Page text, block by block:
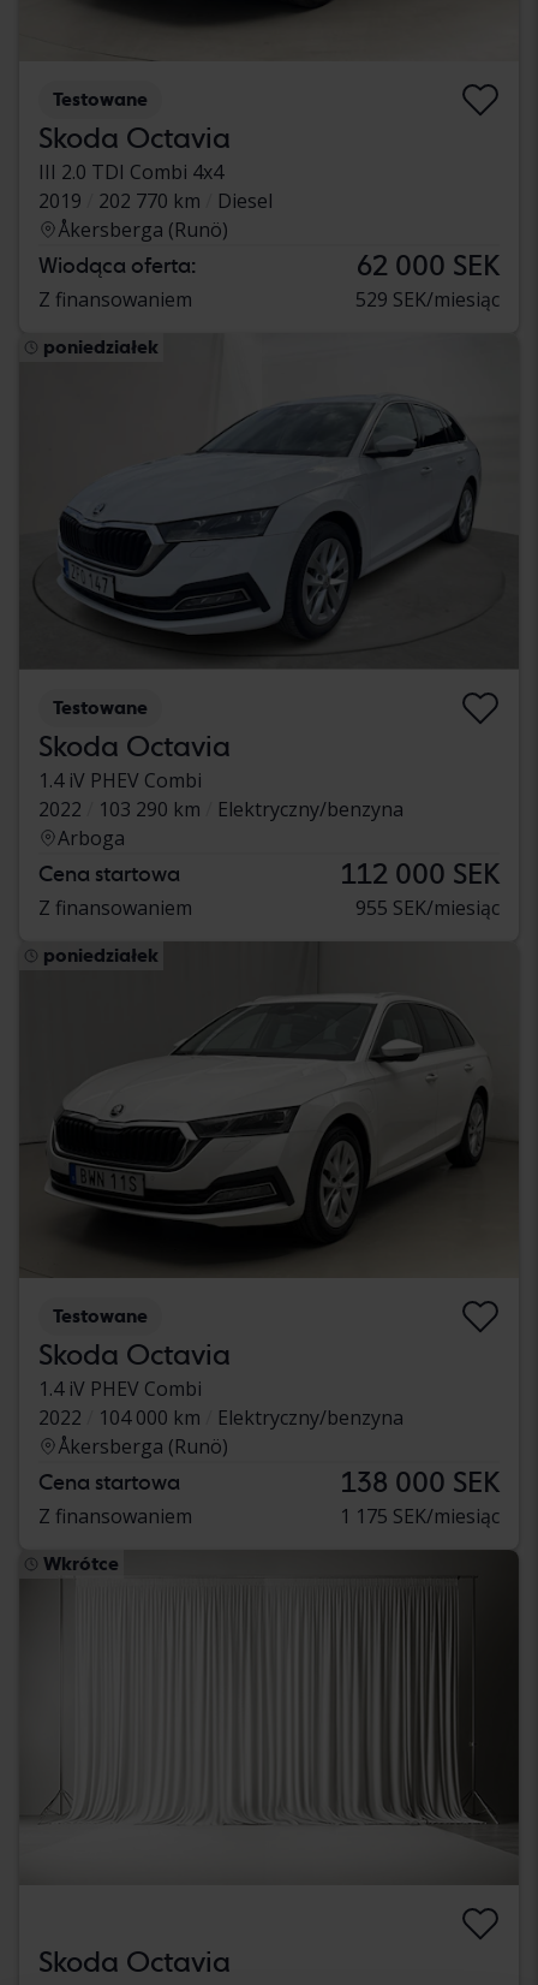
Testowane
Skoda Octavia
III 2.0 TDI Combi 4x4
2019
202 770 km
Diesel
Åkersberga (Runö)
Wiodąca oferta: 62 000 SEK
Z finansowaniem 529 SEK/miesiąc
poniedziałek
Testowane
Skoda Octavia
1.4 iV PHEV Combi
2022
103 290 km
Elektryczny/benzyna
Arboga
Cena startowa 112 000 SEK
Z finansowaniem 955 SEK/miesiąc
poniedziałek
Testowane
Skoda Octavia
1.4 iV PHEV Combi
2022
104 000 km
Elektryczny/benzyna
Åkersberga (Runö)
Cena startowa 138 000 SEK
Z finansowaniem 1 175 SEK/miesiąc
Wkrótce
Skoda Octavia